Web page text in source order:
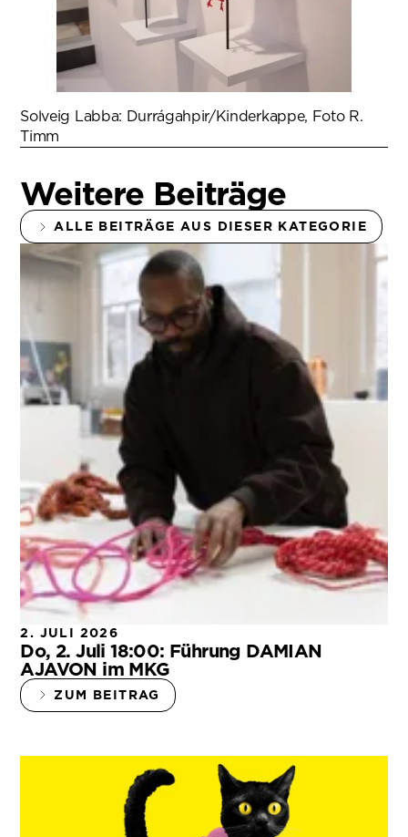
Solveig Labba: Durrágahpir/Kinderkappe, Foto R.
Timm
Weitere Beiträge
ALLE BEITRÄGE AUS DIESER KATEGORIE
2. JULI 2026
Do, 2. Juli 18:00: Führung DAMIAN
AJAVON im MKG
ZUM BEITRAG